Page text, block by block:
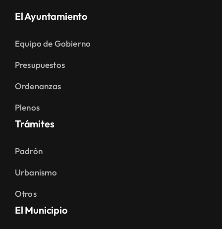
El Ayuntamiento
Equipo de Gobierno
Presupuestos
Ordenanzas
Plenos
Trámites
Padrón
Urbanismo
Otros
El Municipio